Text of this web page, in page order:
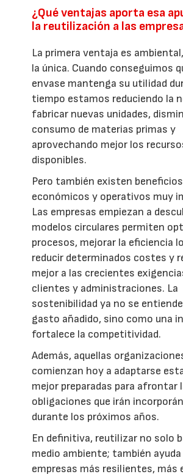
¿Qué ventajas aporta esa
la reutilización a las
La primera ventaja es
la única. Cuando conseguimos
envase mantenga su utilidad
tiempo estamos reduciendo la
fabricar nuevas unidades,
consumo de materias primas y
aprovechando mejor los
disponibles.
Pero también existen beneficios
económicos y operativos muy
Las empresas empiezan a
modelos circulares permiten
procesos, mejorar la eficiencia
reducir determinados costes y
mejor a las crecientes
clientes y administraciones. La
sostenibilidad ya no se
gasto añadido, sino como una
fortalece la competitividad.
Además, aquellas
comienzan hoy a adaptarse
mejor preparadas para afrontar
obligaciones que irán
durante los próximos años.
En definitiva, reutilizar no solo
medio ambiente; también
empresas más resilientes, más